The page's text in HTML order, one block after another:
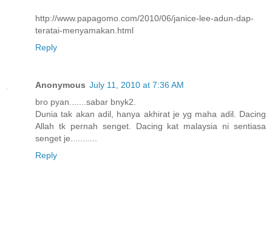
http://www.papagomo.com/2010/06/janice-lee-adun-dap-
teratai-menyamakan.html
Reply
Anonymous July 11, 2010 at 7:36 AM
bro pyan.......sabar bnyk2.
Dunia tak akan adil, hanya akhirat je yg maha adil. Dacing
Allah tk pernah senget. Dacing kat malaysia ni sentiasa
senget je...........
Reply